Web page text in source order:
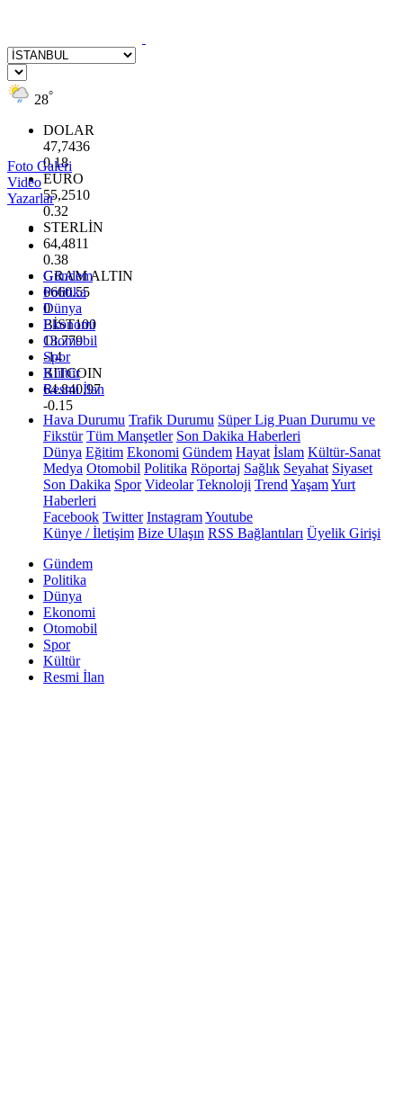
28°
DOLAR
47,7436
0.18
EURO
55,2510
0.32
STERLİN
64,4811
0.38
GRAM ALTIN
6660.55
0
BİST100
13.779
-14
BITCOIN
64.840,97
-0.15
Foto Galeri
Video
Yazarlar
Gündem
Politika
Dünya
Ekonomi
Otomobil
Spor
Kültür
Resmi İlan
Hava Durumu Trafik Durumu Süper Lig Puan Durumu ve
Fikstür Tüm Manşetler Son Dakika Haberleri
Dünya Eğitim Ekonomi Gündem Hayat İslam Kültür-Sanat
Medya Otomobil Politika Röportaj Sağlık Seyahat Siyaset
Son Dakika Spor Videolar Teknoloji Trend YaşamYurt
Haberleri
Facebook Twitter InstagramYoutube
Künye / İletişim Bize Ulaşın RSS Bağlantıları Üyelik Girişi
Gündem
Politika
Dünya
Ekonomi
Otomobil
Spor
Kültür
Resmi İlan